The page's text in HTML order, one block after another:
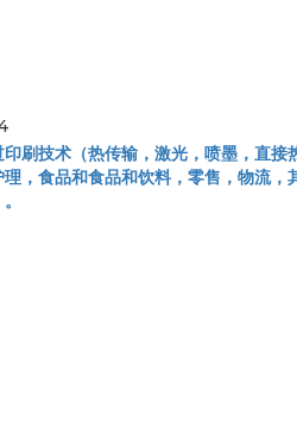
印刷技术（热传输，激光，喷墨，直
理，食品和食品和饮料，零售，物流